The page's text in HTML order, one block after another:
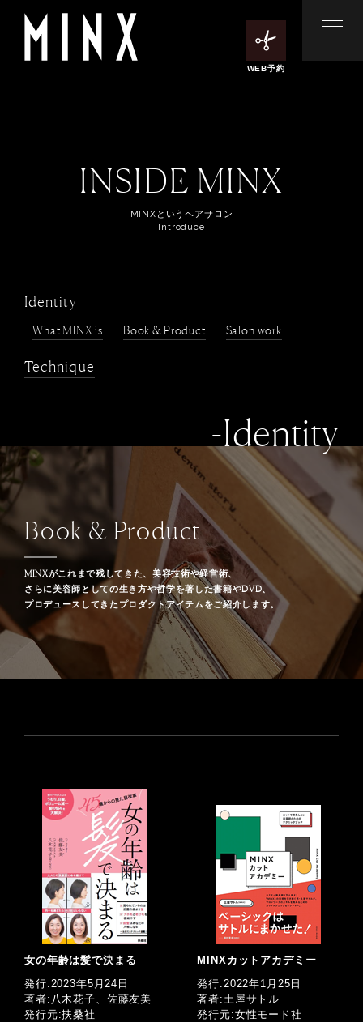
WEB予約
INSIDE MINX
MINXというヘアサロン
Introduce
Identity
What MINX is Book & Product Salon work
Technique
-Identity
Book & Product
MINXがこれまで残してきた、美容技術や経営術、
さらに美容師としての生き方や哲学を著した書籍やDVD、
プロデュースしてきたプロダクトアイテムをご紹介します。
女の年齢は髪で決まる
発行:2023年5月24日
著者:八木花子、佐藤友美
発行元:扶桑社
MINXカットアカデミー
発行:2022年1月25日
著者:土屋サトル
発行元:女性モード社